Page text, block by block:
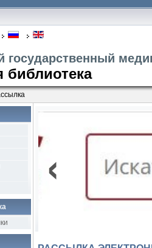
государственный
библиотека
‹